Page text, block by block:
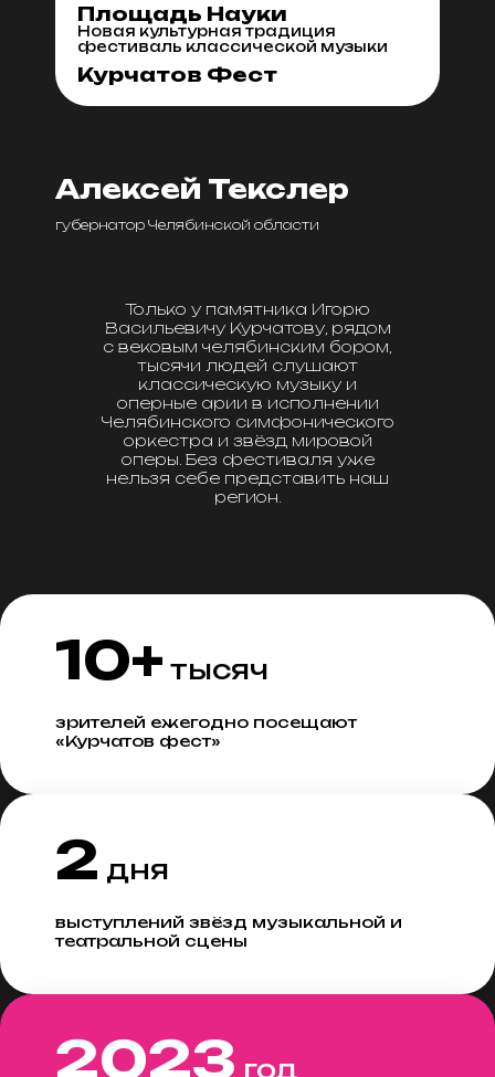
Площадь Науки
Новая культурная традиция
фестиваль классической музыки
Курчатов Фест
Алексей Текслер
губернатор Челябинской области
Только у памятника Игорю
Васильевичу Курчатову, рядом
с вековым челябинским бором,
тысячи людей слушают
классическую музыку и
оперные арии в исполнении
Челябинского симфонического
оркестра и звёзд мировой
оперы. Без фестиваля уже
нельзя себе представить наш
регион.
10+ тысяч
зрителей ежегодно посещают
«Курчатов фест»
2 дня
выступлений звёзд музыкальной и
театральной сцены
2023 год